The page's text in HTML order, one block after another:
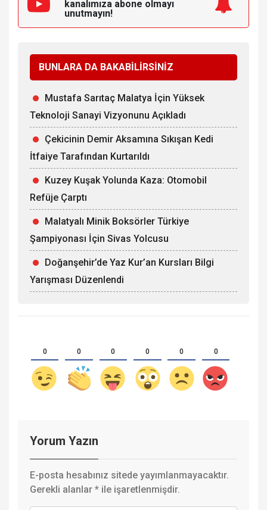
kanalımıza abone olmayı
unutmayın!
BUNLARA DA BAKABİLİRSİNİZ
Mustafa Sarıtaç Malatya İçin Yüksek
Teknoloji Sanayi Vizyonunu Açıkladı
Çekicinin Demir Aksamına Sıkışan Kedi
İtfaiye Tarafından Kurtarıldı
Kuzey Kuşak Yolunda Kaza: Otomobil
Refüje Çarptı
Malatyalı Minik Boksörler Türkiye
Şampiyonası İçin Sivas Yolcusu
Doğanşehir’de Yaz Kur’an Kursları Bilgi
Yarışması Düzenlendi
0 0 0 0 0 0
Yorum Yazın
E-posta hesabınız sitede yayımlanmayacaktır.
Gerekli alanlar * ile işaretlenmişdir.